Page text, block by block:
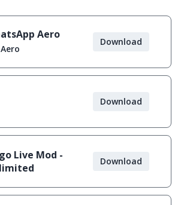
Aero
Download
Download
Live Mod -
Download